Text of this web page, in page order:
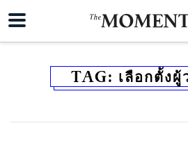
TAG: เลือกตั้ง